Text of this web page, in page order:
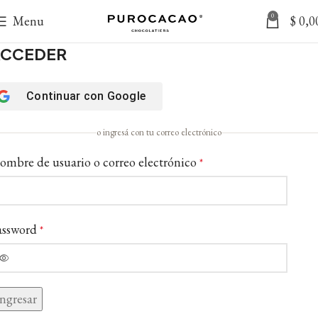
Menu 0 $
Continuar con Google
o ingresá con tu correo electrónico
de usuario o correo electrónico *
*